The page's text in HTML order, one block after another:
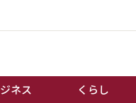
ネス くらし